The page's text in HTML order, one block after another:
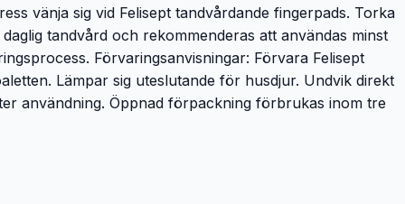
vänja sig vid Felisept tandvårdande fingerpads. Torka
tandvård och rekommenderas att användas minst
Förvaringsanvisningar: Förvara Felisept
Lämpar sig uteslutande för husdjur. Undvik direkt
användning. Öppnad förpackning förbrukas inom tre